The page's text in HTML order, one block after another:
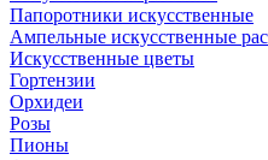
Папоротники искусственные
Ампельные искусственные
Искусственные цветы
Гортензии
Орхидеи
Розы
Пионы